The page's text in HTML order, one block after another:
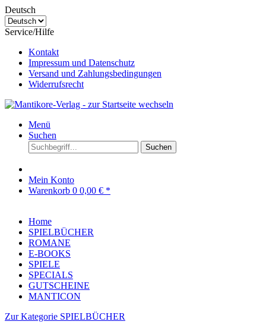
Deutsch
Service/Hilfe
Kontakt
Impressum und Datenschutz
Versand und Zahlungsbedingungen
Widerrufsrecht
Menü
Suchen
Suchen
Mein Konto
Warenkorb 0 0,00 € *
Home
SPIELBÜCHER
ROMANE
E-BOOKS
SPIELE
SPECIALS
GUTSCHEINE
MANTICON
Zur Kategorie SPIELBÜCHER